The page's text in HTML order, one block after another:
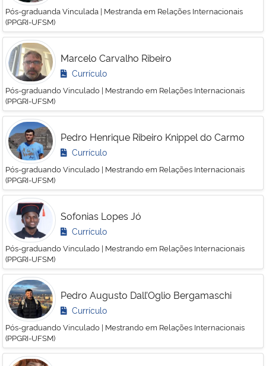
Pós-graduanda Vinculada | Mestranda em Relações Internacionais
(PPGRI-UFSM)
Marcelo Carvalho Ribeiro
Currículo
Pós-graduando Vinculado | Mestrando em Relações Internacionais
(PPGRI-UFSM)
Pedro Henrique Ribeiro Knippel do Carmo
Currículo
Pós-graduando Vinculado | Mestrando em Relações Internacionais
(PPGRI-UFSM)
Sofonias Lopes Jó
Currículo
Pós-graduando Vinculado | Mestrando em Relações Internacionais
(PPGRI-UFSM)
Pedro Augusto Dall’Oglio Bergamaschi
Currículo
Pós-graduando Vinculado | Mestrando em Relações Internacionais
(PPGRI-UFSM)